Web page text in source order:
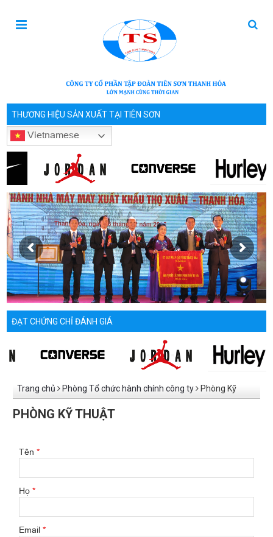
THƯƠNG HIỆU SẢN XUẤT TẠI TIÊN SƠN
Vietnamese
ĐẠT CHỨNG CHỈ ĐÁNH GIÁ
Trang chủ Phòng Tổ chức hành chính công ty Phòng Kỹ
thuật
PHÒNG KỸ THUẬT
Tên*
Họ*
Email*